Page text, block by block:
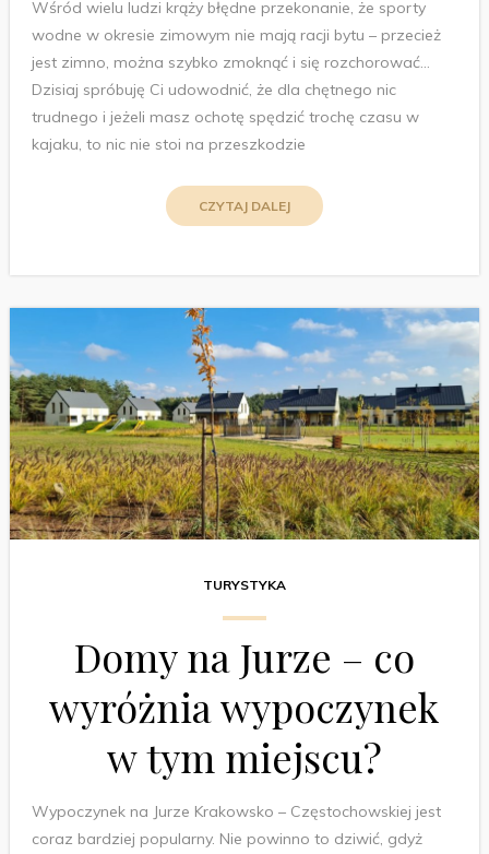
Wśród wielu ludzi krąży błędne przekonanie, że sporty
wodne w okresie zimowym nie mają racji bytu – przecież
jest zimno, można szybko zmoknąć i się rozchorować…
Dzisiaj spróbuję Ci udowodnić, że dla chętnego nic
trudnego i jeżeli masz ochotę spędzić trochę czasu w
kajaku, to nic nie stoi na przeszkodzie
CZYTAJ DALEJ
TURYSTYKA
Domy na Jurze – co
wyróżnia wypoczynek
w tym miejscu?
Wypoczynek na Jurze Krakowsko – Częstochowskiej jest
coraz bardziej popularny. Nie powinno to dziwić, gdyż